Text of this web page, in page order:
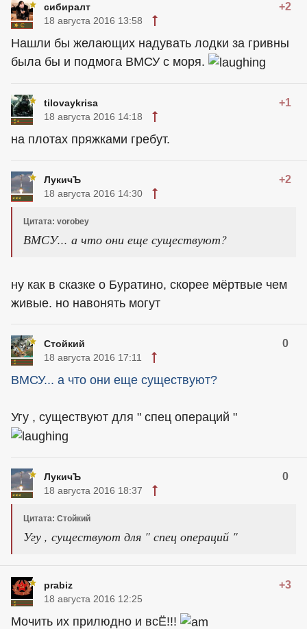
сибиралт +2
18 августа 2016 13:58
Нашли бы желающих надувать лодки за гривны
была бы и подмога ВМСУ с моря.
tilovaykrisa +1
18 августа 2016 14:18
на плотах пряжками гребут.
ЛукичЪ +2
18 августа 2016 14:30
Цитата: vorobey
ВМСУ... а что они еще существуют?
ну как в сказке о Буратино, скорее мёртвые чем
живые. но навонять могут
Стойкий 0
18 августа 2016 17:11
ВМСУ... а что они еще существуют?
Угу , существуют для " спец операций "
ЛукичЪ 0
18 августа 2016 18:37
Цитата: Стойкий
Угу , существуют для " спец операций "
prabiz +3
18 августа 2016 12:25
Мочить их прилюдно и всЁ!!!